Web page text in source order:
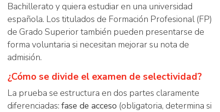
Bachillerato y quiera estudiar en una universidad
española. Los titulados de Formación Profesional (FP)
de Grado Superior también pueden presentarse de
forma voluntaria si necesitan mejorar su nota de
admisión.
¿Cómo se divide el examen de selectividad?
La prueba se estructura en dos partes claramente
diferenciadas: fase de acceso (obligatoria, determina si